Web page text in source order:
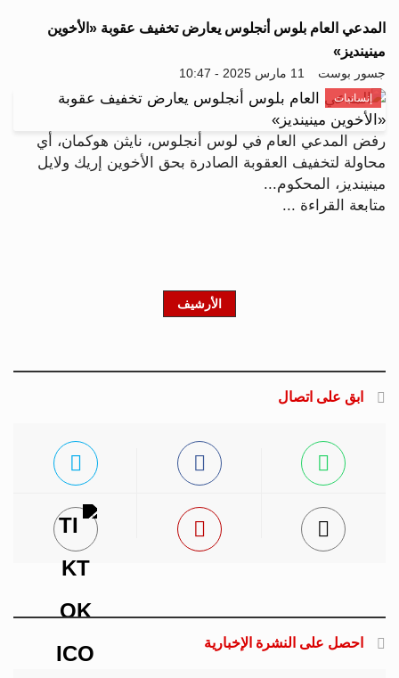
المدعي العام بلوس أنجلوس يعارض تخفيف عقوبة «الأخوين
مينينديز»
جسور بوست 11 مارس 2025 - 10:47
إنسانيات
رفض المدعي العام في لوس أنجلوس، نايثن هوكمان، أي
محاولة لتخفيف العقوبة الصادرة بحق الأخوين إريك ولايل
مينينديز، المحكوم...
متابعة القراءة ...
الأرشيف
ابق على اتصال
احصل على النشرة الإخبارية